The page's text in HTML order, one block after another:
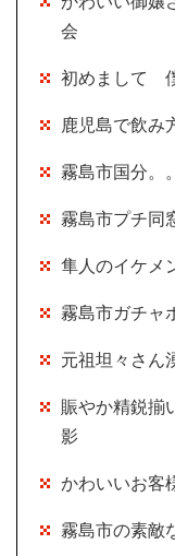
会
初めまして
鹿児島で飲み
霧島市国分。
霧島市プチ
隼人のイケメ
霧島市ガチャ
元祖坦々さん
賑やか精鋭揃
影
かわいいお客
霧島市の素敵